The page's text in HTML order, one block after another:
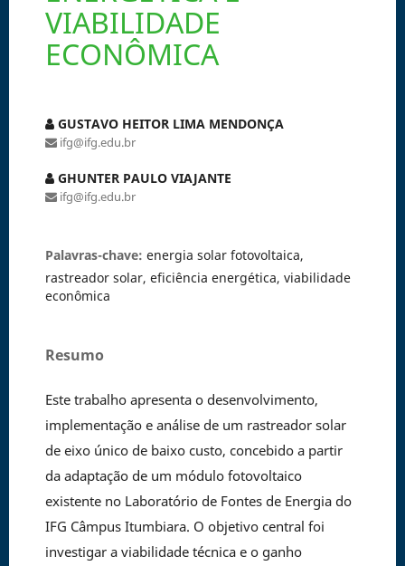
VIABILIDADE
ECONÔMICA
GUSTAVO HEITOR LIMA MENDONÇA
ifg@ifg.edu.br
GHUNTER PAULO VIAJANTE
ifg@ifg.edu.br
Palavras-chave: energia solar fotovoltaica,
rastreador solar, eficiência energética, viabilidade
econômica
Resumo
Este trabalho apresenta o desenvolvimento,
implementação e análise de um rastreador solar
de eixo único de baixo custo, concebido a partir
da adaptação de um módulo fotovoltaico
existente no Laboratório de Fontes de Energia do
IFG Câmpus Itumbiara. O objetivo central foi
investigar a viabilidade técnica e o ganho